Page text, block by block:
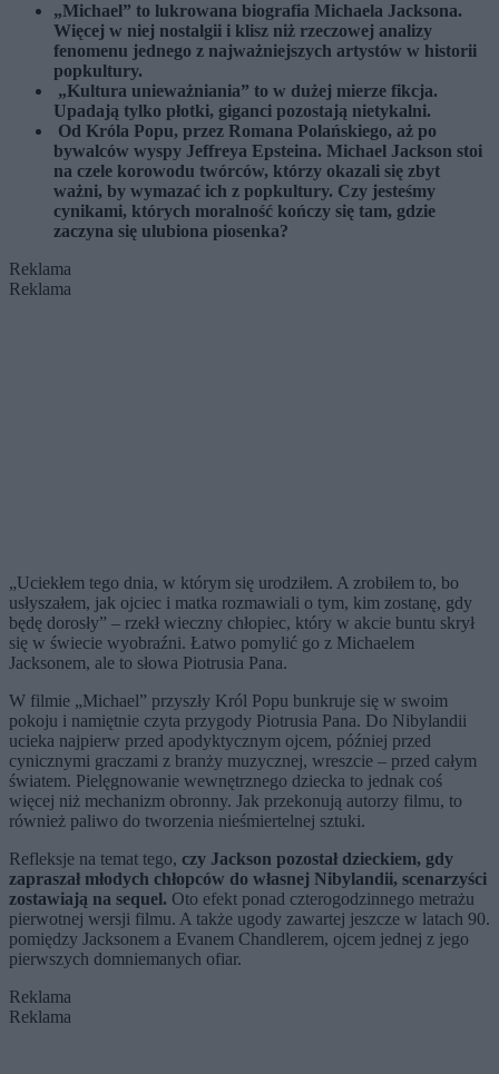
„Michael” to lukrowana biografia Michaela Jacksona.
Więcej w niej nostalgii i klisz niż rzeczowej analizy
fenomenu jednego z najważniejszych artystów w historii
popkultury.
„Kultura unieważniania” to w dużej mierze fikcja.
Upadają tylko płotki, giganci pozostają nietykalni.
Od Króla Popu, przez Romana Polańskiego, aż po
bywalców wyspy Jeffreya Epsteina. Michael Jackson stoi
na czele korowodu twórców, którzy okazali się zbyt
ważni, by wymazać ich z popkultury. Czy jesteśmy
cynikami, których moralność kończy się tam, gdzie
zaczyna się ulubiona piosenka?
Reklama
Reklama
„Uciekłem tego dnia, w którym się urodziłem. A zrobiłem to, bo
usłyszałem, jak ojciec i matka rozmawiali o tym, kim zostanę, gdy
będę dorosły” – rzekł wieczny chłopiec, który w akcie buntu skrył
się w świecie wyobraźni. Łatwo pomylić go z Michaelem
Jacksonem, ale to słowa Piotrusia Pana.
W filmie „Michael” przyszły Król Popu bunkruje się w swoim
pokoju i namiętnie czyta przygody Piotrusia Pana. Do Nibylandii
ucieka najpierw przed apodyktycznym ojcem, później przed
cynicznymi graczami z branży muzycznej, wreszcie – przed całym
światem. Pielęgnowanie wewnętrznego dziecka to jednak coś
więcej niż mechanizm obronny. Jak przekonują autorzy filmu, to
również paliwo do tworzenia nieśmiertelnej sztuki.
Refleksje na temat tego, czy Jackson pozostał dzieckiem, gdy
zapraszał młodych chłopców do własnej Nibylandii, scenarzyści
zostawiają na sequel. Oto efekt ponad czterogodzinnego metrażu
pierwotnej wersji filmu. A także ugody zawartej jeszcze w latach 90.
pomiędzy Jacksonem a Evanem Chandlerem, ojcem jednej z jego
pierwszych domniemanych ofiar.
Reklama
Reklama